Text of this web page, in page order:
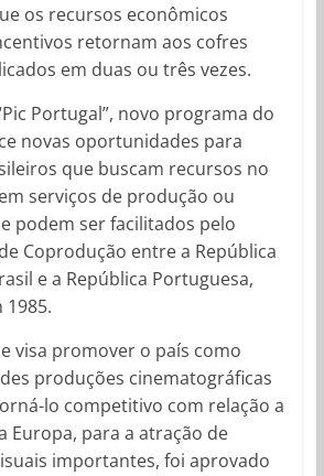
os recursos econômicos
retornam aos cofres
em duas ou três vezes.
Portugal”, novo programa do
novas oportunidades para
que buscam recursos no
serviços de produção ou
podem ser facilitados pelo
Coprodução entre a República
e a República Portuguesa,
visa promover o país como
produções cinematográficas
lo competitivo com relação a
Europa, para a atração de
importantes, foi aprovado